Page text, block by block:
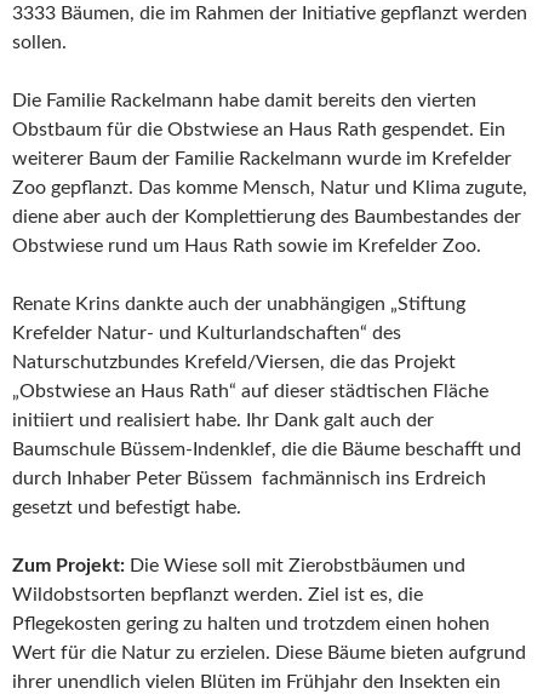
3333 Bäumen, die im Rahmen der Initiative gepflanzt werden
sollen.
Die Familie Rackelmann habe damit bereits den vierten
Obstbaum für die Obstwiese an Haus Rath gespendet. Ein
weiterer Baum der Familie Rackelmann wurde im Krefelder
Zoo gepflanzt. Das komme Mensch, Natur und Klima zugute,
diene aber auch der Komplettierung des Baumbestandes der
Obstwiese rund um Haus Rath sowie im Krefelder Zoo.
Renate Krins dankte auch der unabhängigen „Stiftung
Krefelder Natur- und Kulturlandschaften“ des
Naturschutzbundes Krefeld/Viersen, die das Projekt
„Obstwiese an Haus Rath“ auf dieser städtischen Fläche
initiiert und realisiert habe. Ihr Dank galt auch der
Baumschule Büssem-Indenklef, die die Bäume beschafft und
durch Inhaber Peter Büssem fachmännisch ins Erdreich
gesetzt und befestigt habe.
Zum Projekt: Die Wiese soll mit Zierobstbäumen und
Wildobstsorten bepflanzt werden. Ziel ist es, die
Pflegekosten gering zu halten und trotzdem einen hohen
Wert für die Natur zu erzielen. Diese Bäume bieten aufgrund
ihrer unendlich vielen Blüten im Frühjahr den Insekten ein